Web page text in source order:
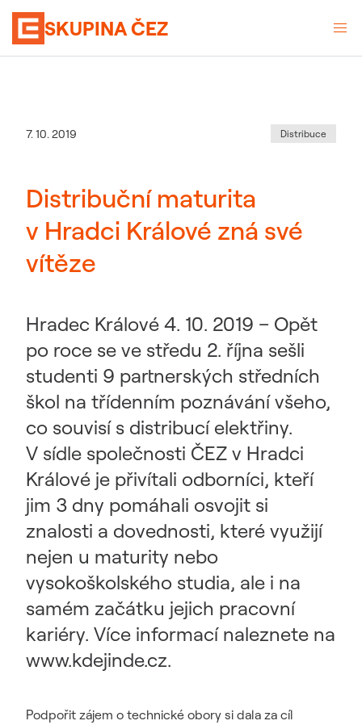
SKUPINA ČEZ
Datum zveřejnění
7. 10. 2019 Kategorie
Distribuce
Distribuční maturita
v Hradci Králové zná své
vítěze
Hradec Králové 4. 10. 2019 – Opět
po roce se ve středu 2. října sešli
studenti 9 partnerských středních
škol na třídenním poznávání všeho,
co souvisí s distribucí elektřiny.
V sídle společnosti ČEZ v Hradci
Králové je přivítali odborníci, kteří
jim 3 dny pomáhali osvojit si
znalosti a dovednosti, které využijí
nejen u maturity nebo
vysokoškolského studia, ale i na
samém začátku jejich pracovní
kariéry. Více informací naleznete na
www.kdejinde.cz.
Podpořit zájem o technické obory si dala za cíl